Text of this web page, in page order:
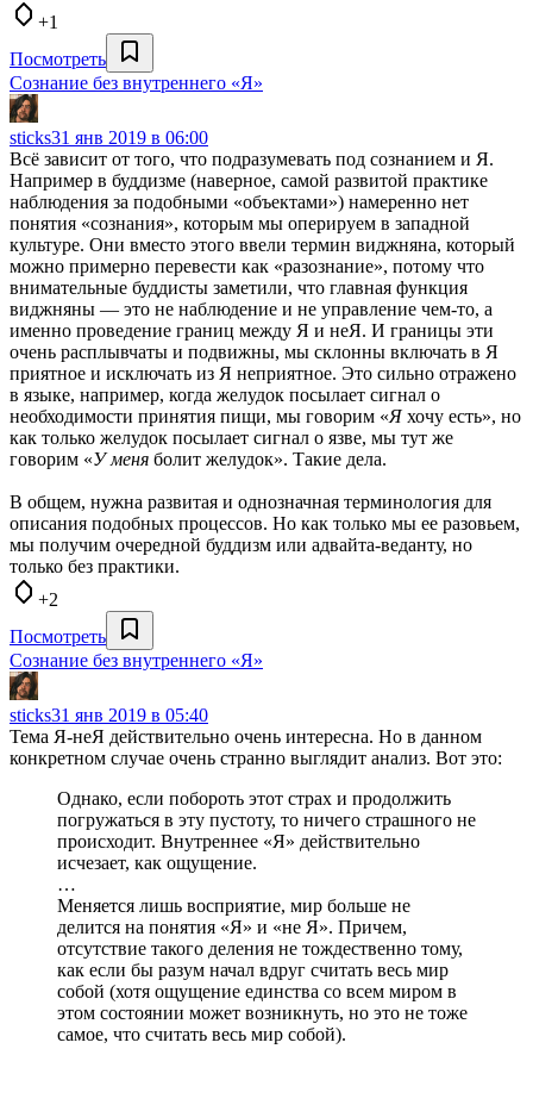
+1
Посмотреть
Сознание без внутреннего «Я»
sticks31 янв 2019 в 06:00
Всё зависит от того, что подразумевать под сознанием и Я.
Например в буддизме (наверное, самой развитой практике
наблюдения за подобными «объектами») намеренно нет
понятия «сознания», которым мы оперируем в западной
культуре. Они вместо этого ввели термин виджняна, который
можно примерно перевести как «разознание», потому что
внимательные буддисты заметили, что главная функция
виджняны — это не наблюдение и не управление чем-то, а
именно проведение границ между Я и неЯ. И границы эти
очень расплывчаты и подвижны, мы склонны включать в Я
приятное и исключать из Я неприятное. Это сильно отражено
в языке, например, когда желудок посылает сигнал о
необходимости принятия пищи, мы говорим «Я хочу есть», но
как только желудок посылает сигнал о язве, мы тут же
говорим «У меня болит желудок». Такие дела.
В общем, нужна развитая и однозначная терминология для
описания подобных процессов. Но как только мы ее разовьем,
мы получим очередной буддизм или адвайта-веданту, но
только без практики.
+2
Посмотреть
Сознание без внутреннего «Я»
sticks31 янв 2019 в 05:40
Тема Я-неЯ действительно очень интересна. Но в данном
конкретном случае очень странно выглядит анализ. Вот это:
Однако, если побороть этот страх и продолжить
погружаться в эту пустоту, то ничего страшного не
происходит. Внутреннее «Я» действительно
исчезает, как ощущение.
…
Меняется лишь восприятие, мир больше не
делится на понятия «Я» и «не Я». Причем,
отсутствие такого деления не тождественно тому,
как если бы разум начал вдруг считать весь мир
собой (хотя ощущение единства со всем миром в
этом состоянии может возникнуть, но это не тоже
самое, что считать весь мир собой).